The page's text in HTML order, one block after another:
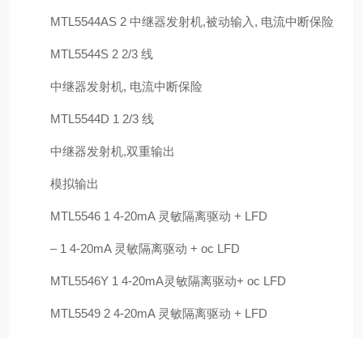
MTL5544AS 2 中继器发射机,被动输入, 电流中断保险
MTL5544S 2 2/3 线
中继器发射机, 电流中断保险
MTL5544D 1 2/3 线
中继器发射机,双重输出
模拟输出
MTL5546 1 4-20mA 灵敏隔离驱动 + LFD
– 1 4-20mA 灵敏隔离驱动 + oc LFD
MTL5546Y 1 4-20mA灵敏隔离驱动+ oc LFD
MTL5549 2 4-20mA 灵敏隔离驱动 + LFD